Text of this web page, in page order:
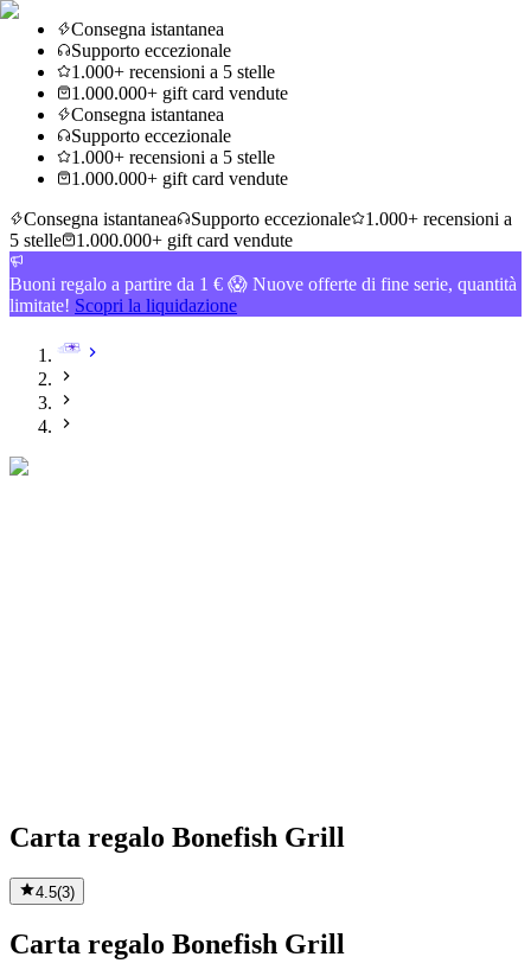
Consegna istantanea
Supporto eccezionale
1.000+ recensioni a 5 stelle
1.000.000+ gift card vendute
Consegna istantanea
Supporto eccezionale
1.000+ recensioni a 5 stelle
1.000.000+ gift card vendute
Consegna istantanea
Supporto eccezionale
1.000+ recensioni a
5 stelle
1.000.000+ gift card vendute
Buoni regalo a partire da 1 € 😱 Nuove offerte di fine serie, quantità
limitate! Scopri la liquidazione
Carta regalo Bonefish Grill
4.5(3)
Carta regalo Bonefish Grill